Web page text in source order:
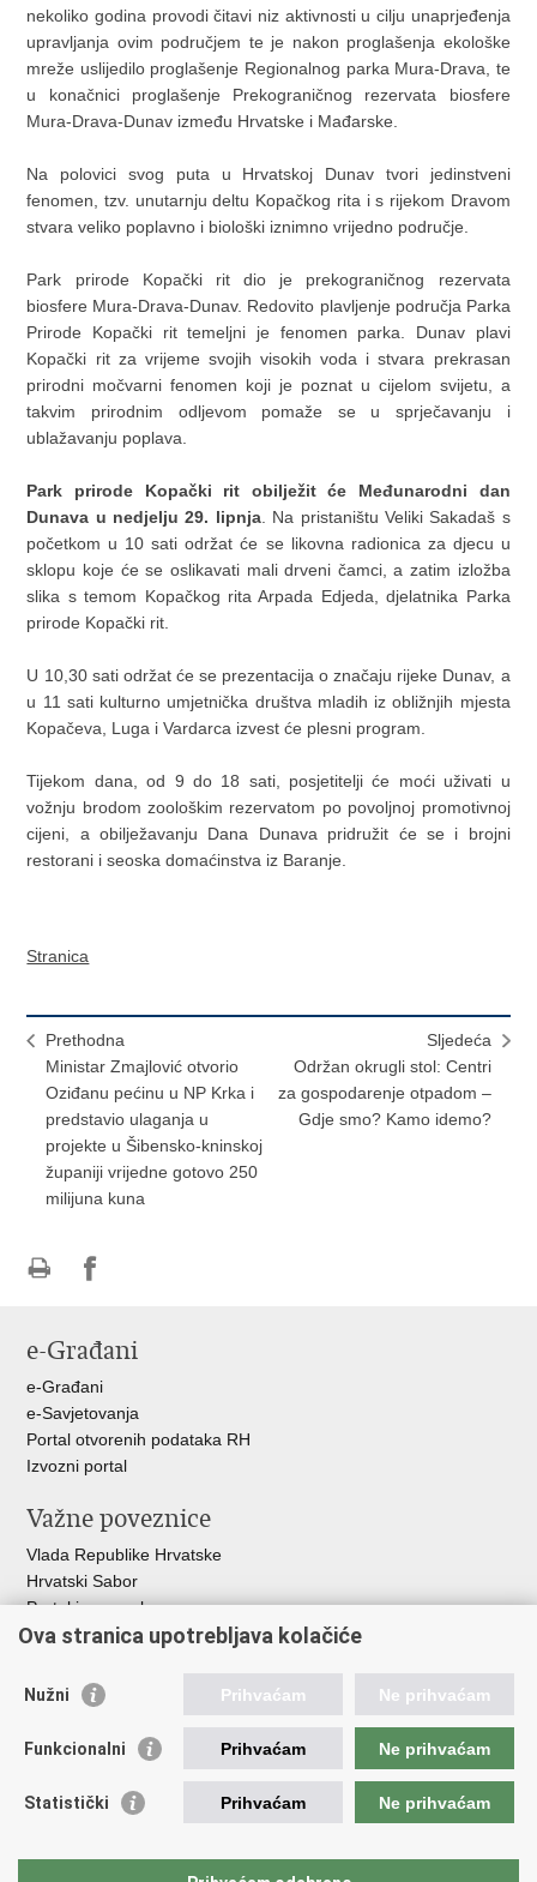
nekoliko godina provodi čitavi niz aktivnosti u cilju unaprjeđenja
upravljanja ovim područjem te je nakon proglašenja ekološke
mreže uslijedilo proglašenje Regionalnog parka Mura-Drava, te
u konačnici proglašenje Prekograničnog rezervata biosfere
Mura-Drava-Dunav između Hrvatske i Mađarske.
Na polovici svog puta u Hrvatskoj Dunav tvori jedinstveni
fenomen, tzv. unutarnju deltu Kopačkog rita i s rijekom Dravom
stvara veliko poplavno i biološki iznimno vrijedno područje.
Park prirode Kopački rit dio je prekograničnog rezervata
biosfere Mura-Drava-Dunav. Redovito plavljenje područja Parka
Prirode Kopački rit temeljni je fenomen parka. Dunav plavi
Kopački rit za vrijeme svojih visokih voda i stvara prekrasan
prirodni močvarni fenomen koji je poznat u cijelom svijetu, a
takvim prirodnim odljevom pomaže se u sprječavanju i
ublažavanju poplava.
Park prirode Kopački rit obilježit će Međunarodni dan
Dunava u nedjelju 29. lipnja. Na pristaništu Veliki Sakadaš s
početkom u 10 sati održat će se likovna radionica za djecu u
sklopu koje će se oslikavati mali drveni čamci, a zatim izložba
slika s temom Kopačkog rita Arpada Edjeda, djelatnika Parka
prirode Kopački rit.
U 10,30 sati održat će se prezentacija o značaju rijeke Dunav, a
u 11 sati kulturno umjetnička društva mladih iz obližnjih mjesta
Kopačeva, Luga i Vardarca izvest će plesni program.
Tijekom dana, od 9 do 18 sati, posjetitelji će moći uživati u
vožnju brodom zoološkim rezervatom po povoljnoj promotivnoj
cijeni, a obilježavanju Dana Dunava pridružit će se i brojni
restorani i seoska domaćinstva iz Baranje.
Stranica
Prethodna
Ministar Zmajlović otvorio
Oziđanu pećinu u NP Krka i
predstavio ulaganja u
projekte u Šibensko-kninskoj
županiji vrijedne gotovo 250
milijuna kuna
Sljedeća
Održan okrugli stol: Centri
za gospodarenje otpadom –
Gdje smo? Kamo idemo?
FacebookuTwitteru
e-Građani
e-Građani
e-Savjetovanja
Portal otvorenih podataka RH
Izvozni portal
Važne poveznice
Vlada Republike Hrvatske
Hrvatski Sabor
Portal javne nabave
Centralizirani sustav za zapošljavanje
Institucije i Javne ustanove u nadležnosti
Ministarstva
Fond za zaštitu okoliša i energetsku učinkovitost
Državni hidrometeorološki zavod
Parkovi Hrvatske
Ova stranica upotrebljava kolačiće
Nužni Prihvaćam Ne prihvaćam
Funkcionalni Prihvaćam Ne prihvaćam
Statistički Prihvaćam Ne prihvaćam